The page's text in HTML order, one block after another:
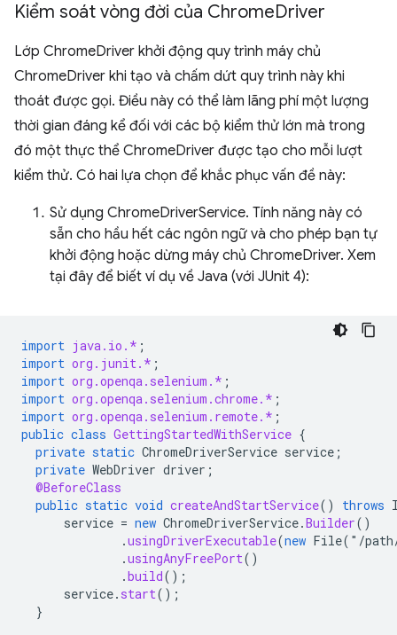
Kiểm soát vòng đời của ChromeDriver
Lớp ChromeDriver khởi động quy trình máy chủ
ChromeDriver khi tạo và chấm dứt quy trình này khi
thoát được gọi. Điều này có thể làm lãng phí một lượng
thời gian đáng kể đối với các bộ kiểm thử lớn mà trong
đó một thực thể ChromeDriver được tạo cho mỗi lượt
kiểm thử. Có hai lựa chọn để khắc phục vấn đề này:
Sử dụng ChromeDriverService. Tính năng này có
sẵn cho hầu hết các ngôn ngữ và cho phép bạn tự
khởi động hoặc dừng máy chủ ChromeDriver. Xem
tại đây để biết ví dụ về Java (với JUnit 4):
import java.io.* ;
import org.junit.* ;
import org.openqa.selenium.* ;
import org.openqa.selenium.chrome.* ;
import org.openqa.selenium.remote.* ;
public class GettingStartedWithService {
private static ChromeDriverService service ;
private WebDriver driver ;
@BeforeClass
public static void createAndStartService() throws
service = new ChromeDriverService.Builder()
.usingDriverExecutable(new File( " /path
.usingAnyFreePort()
.build();
service. start();
}